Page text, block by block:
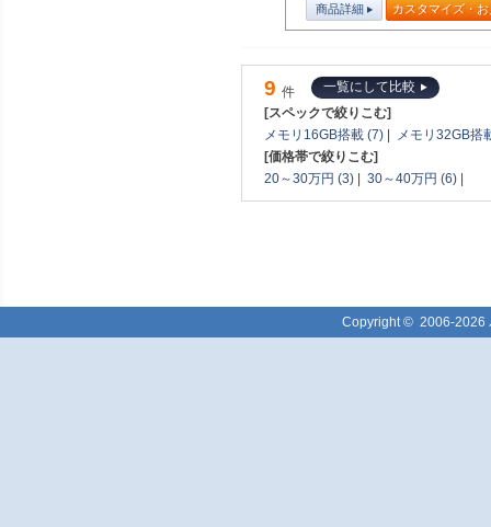
商品詳細 カスタマイズ・
9 件
一覧にして比較
[スペックで絞りこむ]
メモリ16GB搭載 (7)
メモリ32GB搭
[価格帯で絞りこむ]
20～30万円 (3)
30～40万円 (6)
Copyright © 2006-2026